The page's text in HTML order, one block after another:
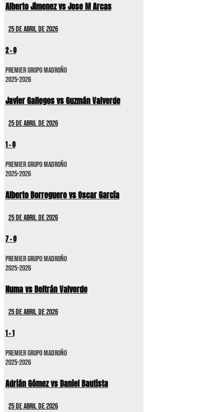
Alberto Jimenez vs Jose M Arcas
25 de abril de 2026
2-0
Premier GRUPO MADROÑO
2025-2026
Javier Gallegos vs Guzmán Valverde
25 de abril de 2026
1-0
Premier GRUPO MADROÑO
2025-2026
Alberto Borreguero vs Oscar García
25 de abril de 2026
7-0
Premier GRUPO MADROÑO
2025-2026
Numa vs Beltrán Valverde
25 de abril de 2026
1-1
Premier GRUPO MADROÑO
2025-2026
Adrián Gómez vs Daniel Bautista
25 de abril de 2026